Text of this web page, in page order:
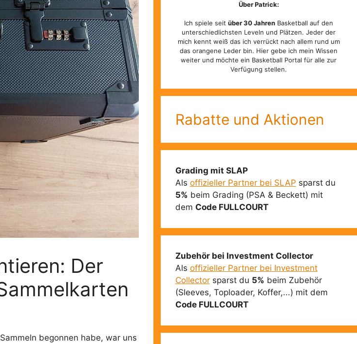
Der
begonnen habe, war uns
Über Patrick:
Ich spiele seitüber 30 Jahren Basketball auf den
unterschiedlichsten Leveln und Plätzen. Jeder der
mich kennt weiß das ich verrückt nach allem rund um
das orangene Leder bin. Hier gebe ich mein Wissen
weiter und möchte ein Basketball Portal für alle zur
Verfügung stellen.
Rabatte und Aktionen
Grading mit SLAP
Als offizieller Partner bei SLAP sparst du
5% beim Grading (PSA & Beckett) mit
dem Code FULLCOURT
Zubehör bei Investment Collector
Als offizieller Partner bei Investment
Collectorsparst du 5% beim Zubehör
(Sleeves, Toploader, Koffer,...) mit dem
Code FULLCOURT